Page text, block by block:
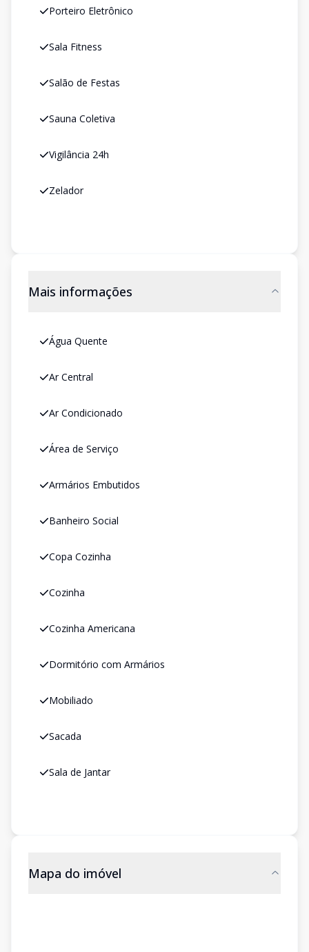
Porteiro Eletrônico
Sala Fitness
Salão de Festas
Sauna Coletiva
Vigilância 24h
Zelador
Mais informações
Água Quente
Ar Central
Ar Condicionado
Área de Serviço
Armários Embutidos
Banheiro Social
Copa Cozinha
Cozinha
Cozinha Americana
Dormitório com Armários
Mobiliado
Sacada
Sala de Jantar
Mapa do imóvel